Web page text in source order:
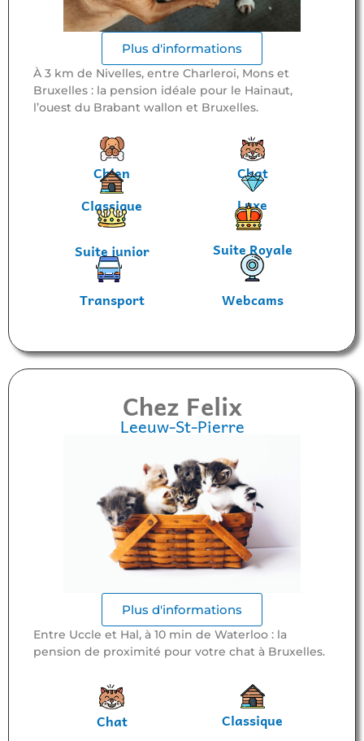
Plus d'informations
À 3 km de Nivelles, entre Charleroi, Mons et
Bruxelles : la pension idéale pour le Hainaut,
l’ouest du Brabant wallon et Bruxelles.
Chien
Chat
Classique
Luxe
Suite junior Suite Royale
Transport Webcams
Chez Felix
Leeuw-St-Pierre
Plus d'informations
Entre Uccle et Hal, à 10 min de Waterloo : la
pension de proximité pour votre chat à Bruxelles.
Chat Classique